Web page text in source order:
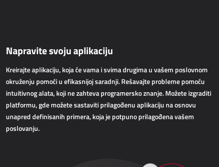
AllForWeb
Povećanje online prodaje
WEB APLIKACIJE
AllForEcommerce
AllForWeb
Napravite svoju aplikaciju
Kreirajte aplikaciju, koja će vama i svima drugima u vašem poslovnom
okruženju pomoći u efikasnijoj saradnji. Rešavajte probleme pomoću
intuitivnog alata, koji ne zahteva programersko znanje. Možete izgraditi
platformu, gde možete sastaviti prilagođenu aplikaciju na osnovu
unapred definisanih primera, koja je potpuno prilagođena vašem
poslovanju.